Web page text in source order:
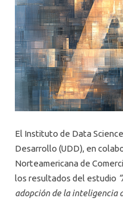
El Instituto de Data
Desarrollo (UDD), en
Norteamericana de
los resultados del estudio
adopción de la inteligencia